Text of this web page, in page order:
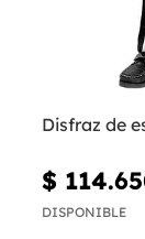
Disfraz de
$
DISPONIBLE